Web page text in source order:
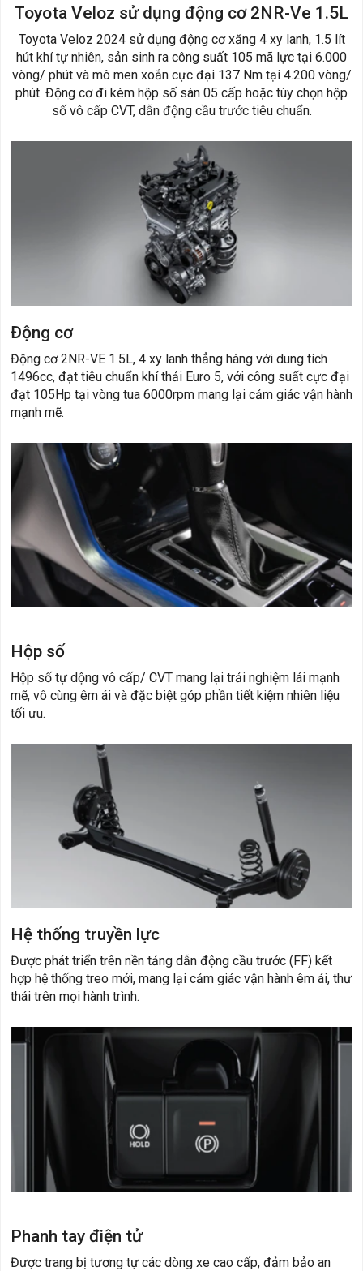
Toyota Veloz sử dụng động cơ 2NR-Ve 1.5L
Toyota Veloz 2024 sử dụng động cơ xăng 4 xy lanh, 1.5 lít
hút khí tự nhiên, sản sinh ra công suất 105 mã lực tại 6.000
vòng/ phút và mô men xoắn cực đại 137 Nm tại 4.200 vòng/
phút. Động cơ đi kèm hộp số sàn 05 cấp hoặc tùy chọn hộp
số vô cấp CVT, dẫn động cầu trước tiêu chuẩn.
Động cơ
Động cơ 2NR-VE 1.5L, 4 xy lanh thẳng hàng với dung tích
1496cc, đạt tiêu chuẩn khí thải Euro 5, với công suất cực đại
đạt 105Hp tại vòng tua 6000rpm mang lại cảm giác vận hành
mạnh mẽ.
Hộp số
Hộp số tự dộng vô cấp/ CVT mang lại trải nghiệm lái mạnh
mẽ, vô cùng êm ái và đặc biệt góp phần tiết kiệm nhiên liệu
tối ưu.
Hệ thống truyền lực
Được phát triển trên nền tảng dẫn động cầu trước (FF) kết
hợp hệ thống treo mới, mang lại cảm giác vận hành êm ái, thư
thái trên mọi hành trình.
Phanh tay điện tử
Được trang bị tương tự các dòng xe cao cấp, đảm bảo an